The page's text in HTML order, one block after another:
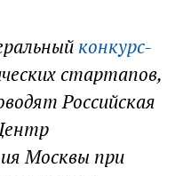
конкурс-
стартапов,
Российская
Москвы при